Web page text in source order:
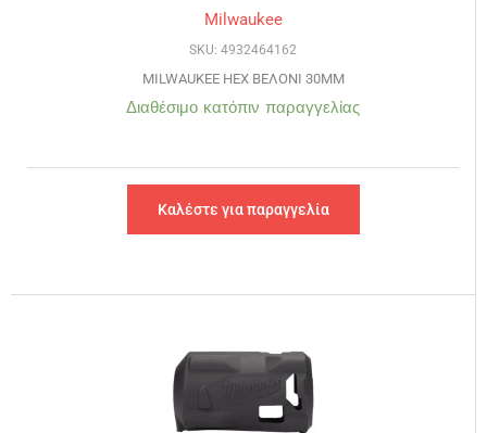
Milwaukee
SKU: 4932464162
MILWAUKEE HEX ΒΕΛΟΝΙ 30MM
Διαθέσιμο κατόπιν παραγγελίας
Καλέστε για παραγγελία